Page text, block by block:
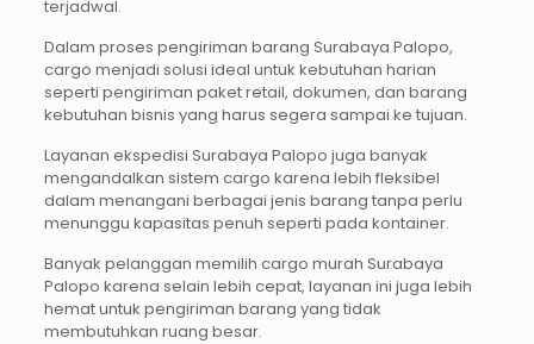
terjadwal.
Dalam proses pengiriman barang Surabaya Palopo,
cargo menjadi solusi ideal untuk kebutuhan harian
seperti pengiriman paket retail, dokumen, dan barang
kebutuhan bisnis yang harus segera sampai ke tujuan.
Layanan ekspedisi Surabaya Palopo juga banyak
mengandalkan sistem cargo karena lebih fleksibel
dalam menangani berbagai jenis barang tanpa perlu
menunggu kapasitas penuh seperti pada kontainer.
Banyak pelanggan memilih cargo murah Surabaya
Palopo karena selain lebih cepat, layanan ini juga lebih
hemat untuk pengiriman barang yang tidak
membutuhkan ruang besar.